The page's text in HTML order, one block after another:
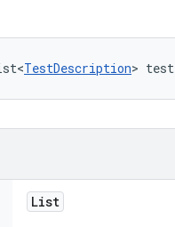
TestDescription>
List